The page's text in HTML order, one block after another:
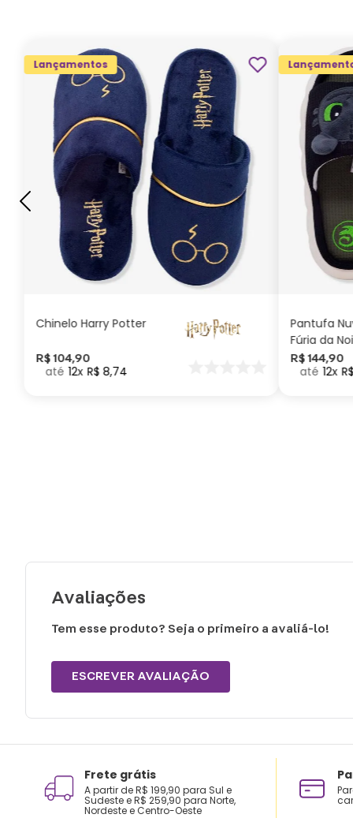
Lançamentos
Chinelo Harry Potter
R$ 104,90
12 R$ 8,74
G GG M P
ADICIONAR AO
CARRINHO
Pantufa
Fúria da
Como
seu Dragão
R$ 144,90
12 R$
Avaliações
Tem esse produto? Seja o primeiro a avaliá-lo!
ESCREVER AVALIAÇÃO
Frete grátis
A partir de R$ 199,90 para Sul e
Sudeste e R$ 259,90 para Norte,
Nordeste e Centro-Oeste